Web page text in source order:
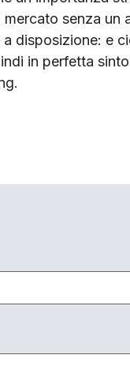
senza un
disposizione: e
in perfetta